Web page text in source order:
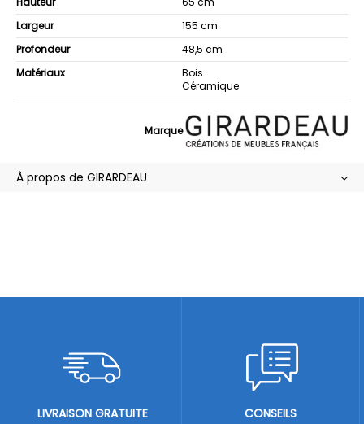
Largeur
155 cm
Profondeur
48,5 cm
Matériaux
Bois
Céramique
Marque
À propos de GIRARDEAU
LIVRAISON GRATUITE
CONSEILS